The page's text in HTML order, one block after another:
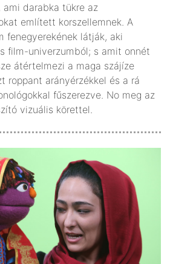
darabka tükre az
említett korszellemnek. A
fenegyerekének látják, aki
film-univerzumból; s amit onnét
átértelmezi a maga szájíze
roppant arányérzékkel és a rá
fűszerezve. No meg az
vizuális körettel.